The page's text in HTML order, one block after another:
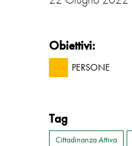
Obiettivi:
PERSONE
Tag
Cittadinanza Attiva